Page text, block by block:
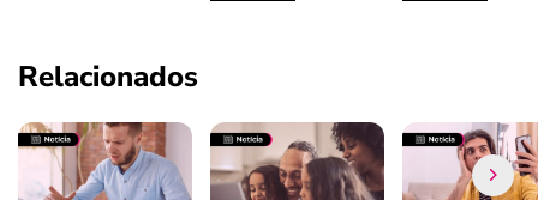
Relacionados